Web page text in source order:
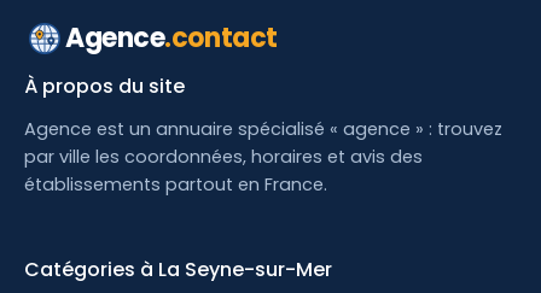
Agence.contact
À propos du site
Agence est un annuaire spécialisé « agence » : trouvez
par ville les coordonnées, horaires et avis des
établissements partout en France.
Catégories à La Seyne-sur-Mer